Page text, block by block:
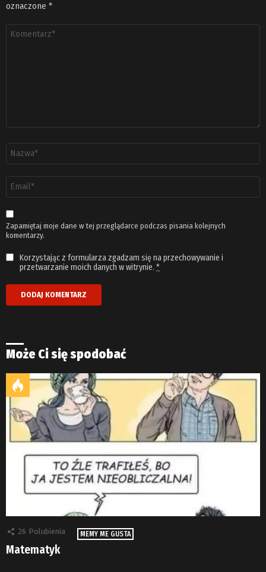
oznaczone *
email
*
Zapamiętaj moje dane w tej przeglądarce podczas pisania kolejnych
komentarzy.
Korzystając z formularza zgadzam się na przechowywanie i
przetwarzanie moich danych w witrynie. *
Może Ci się spodobać
26 Polubienia MEMY ME GUSTA
Matematyk